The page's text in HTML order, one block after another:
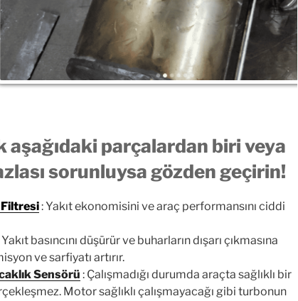
aşağıdaki parçalardan biri veya
sorunluysa gözden geçirin!
: Yakıt ekonomisini ve araç performansını ciddi
Yakıt basıncını düşürür ve buharların dışarı çıkmasına
ve sarfiyatı artırır.
Sensörü : Çalışmadığı durumda araçta sağlıklı bir
Motor sağlıklı çalışmayacağı gibi turbonun